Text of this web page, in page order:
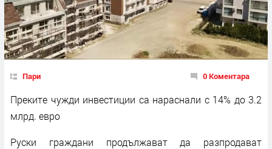
Пари 0 Коментара
Преките чужди инвестиции са нараснали с 14% до 3.2
млрд. евро
Руски граждани продължават да разпродават